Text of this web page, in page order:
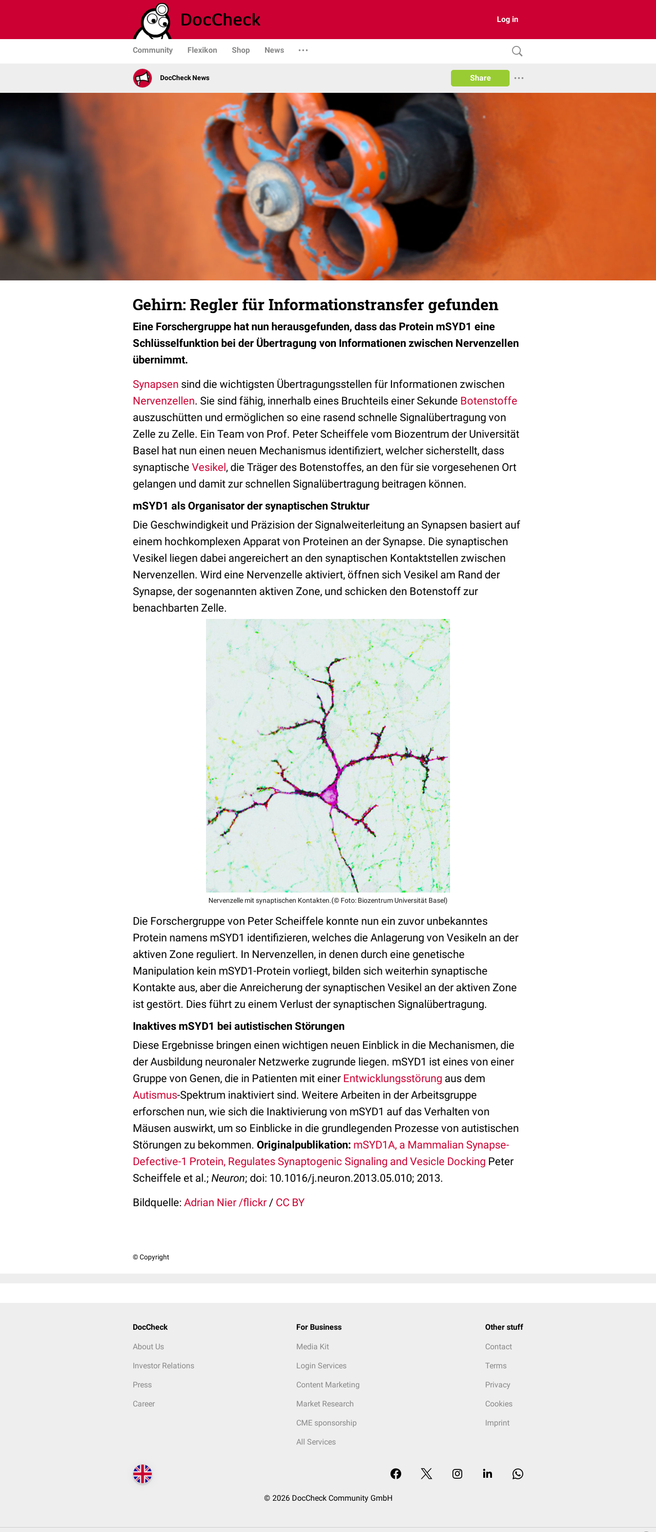
Log in
Community Flexikon Shop News
DocCheck News Share
Gehirn: Regler für Informationstransfer gefunden
Eine Forschergruppe hat nun herausgefunden, dass das Protein mSYD1 eine
Schlüsselfunktion bei der Übertragung von Informationen zwischen Nervenzellen
übernimmt.
Synapsen sind die wichtigsten Übertragungsstellen für Informationen zwischen
Nervenzellen. Sie sind fähig, innerhalb eines Bruchteils einer Sekunde Botenstoffe
auszuschütten und ermöglichen so eine rasend schnelle Signalübertragung von
Zelle zu Zelle. Ein Team von Prof. Peter Scheiffele vom Biozentrum der Universität
Basel hat nun einen neuen Mechanismus identifiziert, welcher sicherstellt, dass
synaptische Vesikel, die Träger des Botenstoffes, an den für sie vorgesehenen Ort
gelangen und damit zur schnellen Signalübertragung beitragen können.
mSYD1 als Organisator der synaptischen Struktur
Die Geschwindigkeit und Präzision der Signalweiterleitung an Synapsen basiert auf
einem hochkomplexen Apparat von Proteinen an der Synapse. Die synaptischen
Vesikel liegen dabei angereichert an den synaptischen Kontaktstellen zwischen
Nervenzellen. Wird eine Nervenzelle aktiviert, öffnen sich Vesikel am Rand der
Synapse, der sogenannten aktiven Zone, und schicken den Botenstoff zur
benachbarten Zelle.
Nervenzelle mit synaptischen Kontakten.(© Foto: Biozentrum Universität Basel)
Die Forschergruppe von Peter Scheiffele konnte nun ein zuvor unbekanntes
Protein namens mSYD1 identifizieren, welches die Anlagerung von Vesikeln an der
aktiven Zone reguliert. In Nervenzellen, in denen durch eine genetische
Manipulation kein mSYD1-Protein vorliegt, bilden sich weiterhin synaptische
Kontakte aus, aber die Anreicherung der synaptischen Vesikel an der aktiven Zone
ist gestört. Dies führt zu einem Verlust der synaptischen Signalübertragung.
Inaktives mSYD1 bei autistischen Störungen
Diese Ergebnisse bringen einen wichtigen neuen Einblick in die Mechanismen, die
der Ausbildung neuronaler Netzwerke zugrunde liegen. mSYD1 ist eines von einer
Gruppe von Genen, die in Patienten mit einer Entwicklungsstörung aus dem
Autismus-Spektrum inaktiviert sind. Weitere Arbeiten in der Arbeitsgruppe
erforschen nun, wie sich die Inaktivierung von mSYD1 auf das Verhalten von
Mäusen auswirkt, um so Einblicke in die grundlegenden Prozesse von autistischen
Störungen zu bekommen. Originalpublikation: mSYD1A, a Mammalian Synapse-
Defective-1 Protein, Regulates Synaptogenic Signaling and Vesicle Docking Peter
Scheiffele et al.; Neuron; doi: 10.1016/j.neuron.2013.05.010; 2013.
Bildquelle: Adrian Nier /flickr/ CC BY
© Copyright
DocCheck
About Us
Investor Relations
Press
Career
For Business
Media Kit
Login Services
Content Marketing
Market Research
CME sponsorship
All Services
Other stuff
Contact
Terms
Privacy
Cookies
Imprint
© 2026 DocCheck Community GmbH